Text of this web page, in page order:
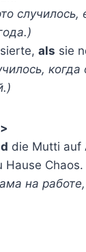
случилось,
als sie
die Mutti auf
Hause Chaos.
на